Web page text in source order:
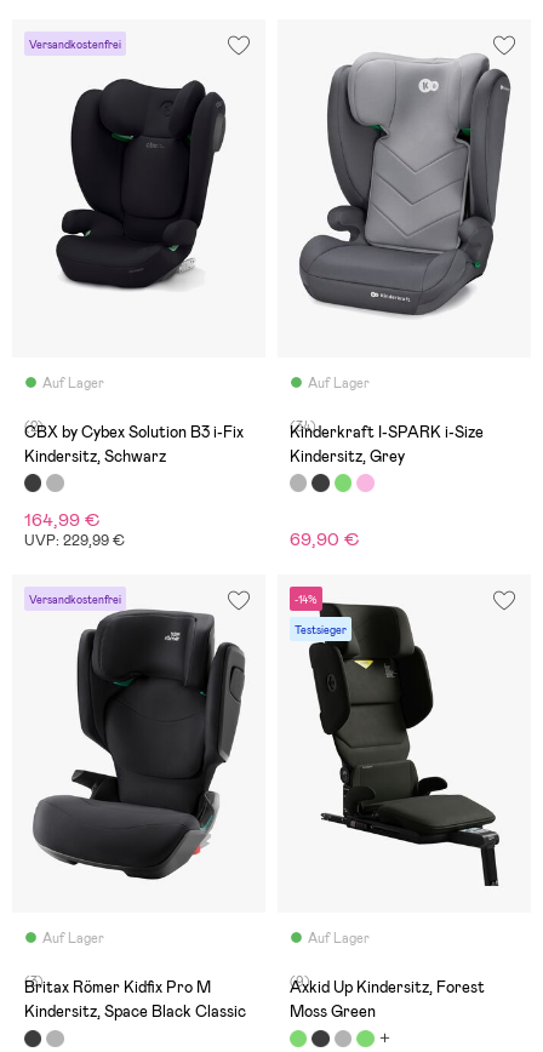
Versandkostenfrei
Auf Lager
(2)
CBX by Cybex Solution B3 i-Fix
Kindersitz, Schwarz
164,99 €
UVP: 229,99 €
Auf Lager
(34)
Kinderkraft I-SPARK i-Size
Kindersitz, Grey
69,90 €
Versandkostenfrei
Auf Lager
(3)
Britax Römer Kidfix Pro M
Kindersitz, Space Black Classic
-14%
Testsieger
Auf Lager
(9)
Axkid Up Kindersitz, Forest
Moss Green